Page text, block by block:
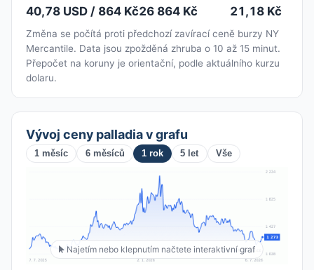
40,78 USD / 864 Kč26 864 Kč 21,18 Kč
Změna se počítá proti předchozí zavírací ceně burzy NY
Mercantile. Data jsou zpožděná zhruba o 10 až 15 minut.
Přepočet na koruny je orientační, podle aktuálního kurzu
dolaru.
Vývoj ceny palladia v grafu
1 měsíc 6 měsíců 1 rok 5 let Vše
Najetím nebo klepnutím načtete interaktivní graf